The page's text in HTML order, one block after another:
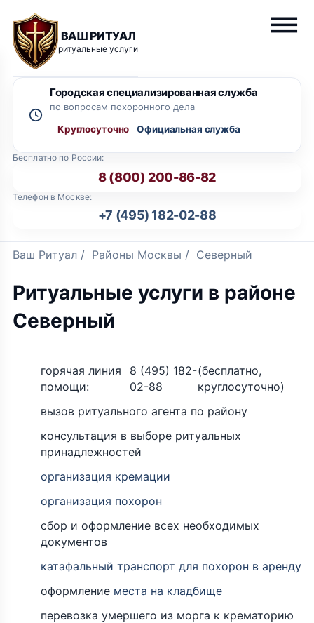
ВАШ РИТУАЛ
ритуальные услуги
Бесплатно по России:
8 (800) 200-86-82
Телефон в Москве:
+7 (495) 182-02-88
Городская специализированная служба
по вопросам похоронного дела
Круглосуточно
Ваш Ритуал / Районы Москвы / Северный
Ритуальные услуги в районе
Северный
горячая линия
помощи:
8 (495) 182-
02-88
(бесплатно,
круглосуточно)
вызов ритуального агента по району
консультация в выборе ритуальных
принадлежностей
организация кремации
организация похорон
сбор и оформление всех необходимых
документов
катафальный транспорт для похорон в аренду
оформление места на кладбище
перевозка умершего из морга к крематорию